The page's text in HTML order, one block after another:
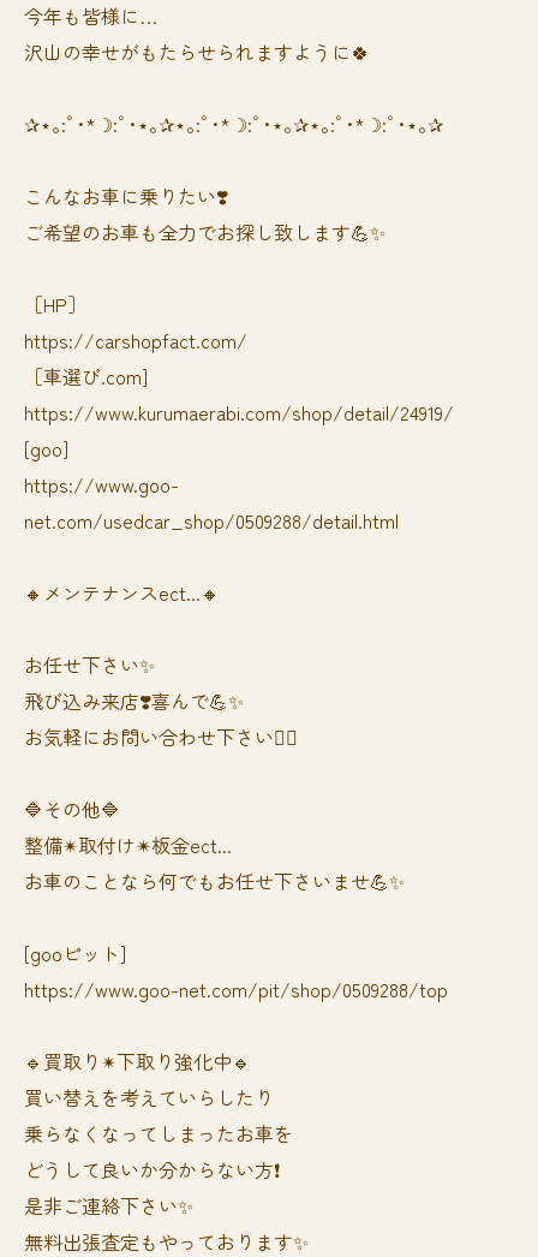
今年も皆様に…
沢山の幸せがもたらせられますように🍀
✰⋆｡:ﾟ･*☽:ﾟ･⋆｡✰⋆｡:ﾟ･*☽:ﾟ･⋆｡✰⋆｡:ﾟ･*☽:ﾟ･⋆｡✰
⁡⁡⁡こんなお車に乗りたい❣️
ご希望のお車も全力でお探し致します💪✨
［HP］
https://carshopfact.com/
［車選び.com]
https://www.kurumaerabi.com/shop/detail/24919/
[goo]
https://www.goo-
net.com/usedcar_shop/0509288/detail.html
🔸メンテナンスect...🔸
お任せ下さい✨
飛び込み来店❣️喜んで💪✨
お気軽にお問い合わせ下さい🙆‍♀️
🔷その他🔷
整備✴︎取付け✴︎板金ect...
お車のことなら何でもお任せ下さいませ💪✨
[gooピット]
https://www.goo-net.com/pit/shop/0509288/top
🔹買取り✴︎下取り強化中🔹
買い替えを考えていらしたり
乗らなくなってしまったお車を
どうして良いか分からない方❗️
是非ご連絡下さい✨
無料出張査定もやっております✨